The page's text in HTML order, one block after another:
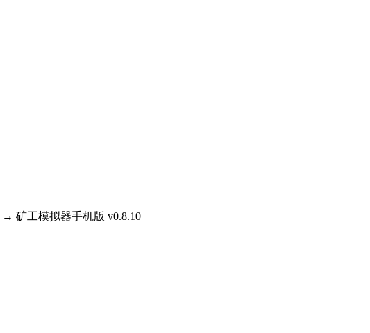
→ 矿工模拟器手机版 v0.8.10